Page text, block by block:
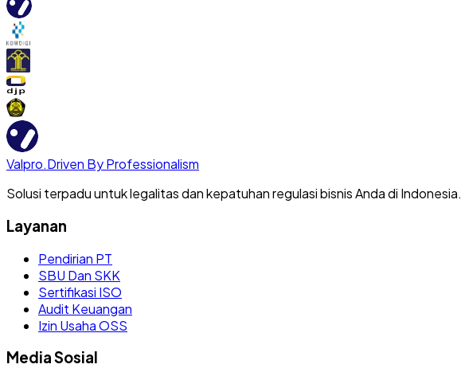
Valpro.Driven By Professionalism
Solusi terpadu untuk legalitas dan kepatuhan regulasi bisnis Anda di Indonesia.
Layanan
Pendirian PT
SBU Dan SKK
Sertifikasi ISO
Audit Keuangan
Izin Usaha OSS
Media Sosial